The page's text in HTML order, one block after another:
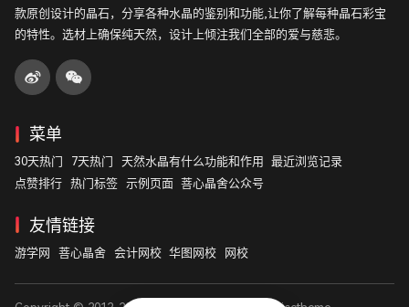
款原创设计的晶石，分享各种水晶的鉴别和功能,让你了解每种晶石彩宝
的特性。选材上确保纯天然，设计上倾注我们全部的爱与慈悲。
菜单
30天热门 7天热门 天然水晶有什么功能和作用
最近浏览记录
点赞排行 热门标签 示例页面 菩心晶舍公众号
友情链接
游学网 菩心晶舍 会计网校 华图网校 网校